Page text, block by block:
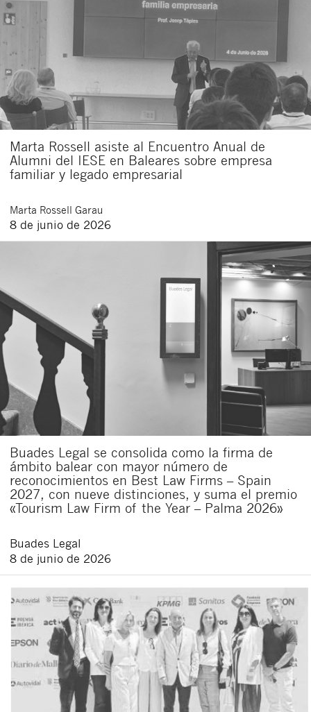
Marta Rossell asiste al Encuentro Anual de
Alumni del IESE en Baleares sobre empresa
familiar y legado empresarial
Marta Rossell Garau
8 de junio de 2026
Buades Legal se consolida como la firma de
ámbito balear con mayor número de
reconocimientos en Best Law Firms – Spain
2027, con nueve distinciones, y suma el premio
«Tourism Law Firm of the Year – Palma 2026»
Buades Legal
8 de junio de 2026